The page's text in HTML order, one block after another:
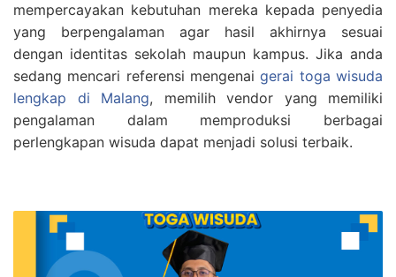
mempercayakan kebutuhan mereka kepada penyedia
yang berpengalaman agar hasil akhirnya sesuai
dengan identitas sekolah maupun kampus. Jika anda
sedang mencari referensi mengenaigerai toga wisuda
lengkap di Malang, memilih vendor yang memiliki
pengalaman dalam memproduksi berbagai
perlengkapan wisuda dapat menjadi solusi terbaik.